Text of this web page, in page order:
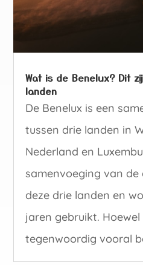
Wat is de Benelux? Dit
landen
De Benelux is een
tussen drie landen in
Nederland en
samenvoeging van de
deze drie landen en
jaren gebruikt. Hoewel
tegenwoordig vooral